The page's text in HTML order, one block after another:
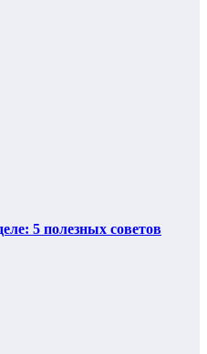
5 полезных советов